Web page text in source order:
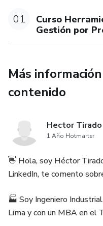
resultados de los modelos.
organizacionales con
Dinámicas prácticas con
de proceso, flujogramas,
Se promueve el
automatizar tareas
01
Curso
Gestión por
Más
contenido
Hector Tirado
1 Año Hotmarter
👋 Hola, soy Héctor
LinkedIn, te comento
🏭 Soy Ingeniero
Lima y con un MBA en el